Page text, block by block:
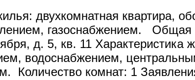
двухкомнатная квартира,
газоснабжением.
д. 5, кв. 11 Характеристика
водоснабжением,
Количество комнат: 1